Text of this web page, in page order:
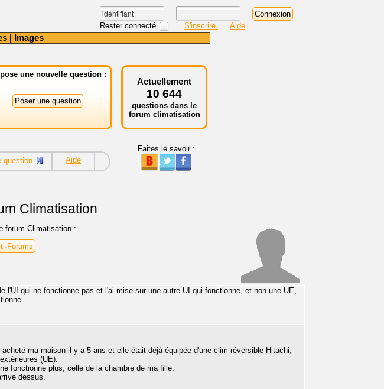
Rester connecté S'inscrire Aide
| Images
une nouvelle question :
Actuellement
10 644
questions dans le
forum climatisation
question Aide
Faites le savoir :
Climatisation
forum Climatisation :
Forums
l'UI qui ne fonctionne pas et l'ai mise sur une autre UI qui fonctionne, et non une UE,
ma maison il y a 5 ans et elle était déjà équipée d'une clim réversible Hitachi,
(UE).
fonctionne plus, celle de la chambre de ma fille.
dessus.